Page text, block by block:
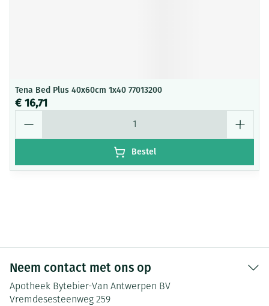
Tena Bed Plus 40x60cm 1x40 77013200
€ 16,71
Bestel
Neem contact met ons op
Apotheek Bytebier-Van Antwerpen BV
Vremdesesteenweg 259